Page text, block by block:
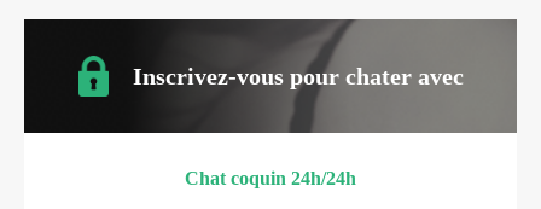
Inscrivez-vous pour chater avec
Chat coquin 24h/24h